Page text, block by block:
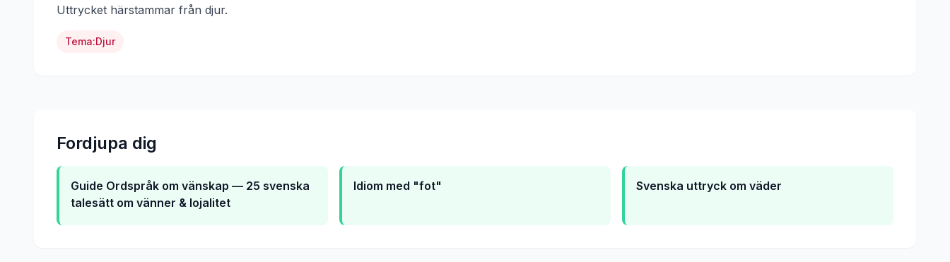
Uttrycket härstammar från djur.
Tema:Djur
Fordjupa dig
Guide Ordspråk om vänskap — 25 svenska
talesätt om vänner & lojalitet
Idiom med "fot" Svenska uttryck om väder